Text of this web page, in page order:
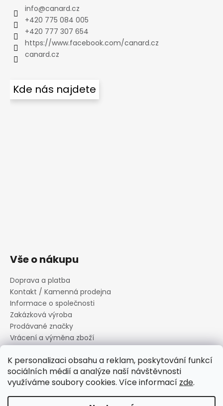
K personalizaci obsahu a reklam, poskytování funkcí
sociálních médií a analýze naší návštěvnosti
využíváme soubory cookies. Více informací zde.
info@canard.cz
+420 775 084 005
+420 777 307 654
https://www.facebook.com/canard.cz
canard.cz
Kde nás najdete
Vše o nákupu
Doprava a platba
Kontakt / Kamenná prodejna
Informace o společnosti
Zakázková výroba
Prodávané značky
Vrácení a výměna zboží
Informace o souborech cookies
Reklamační řád
Obchodní podmínky